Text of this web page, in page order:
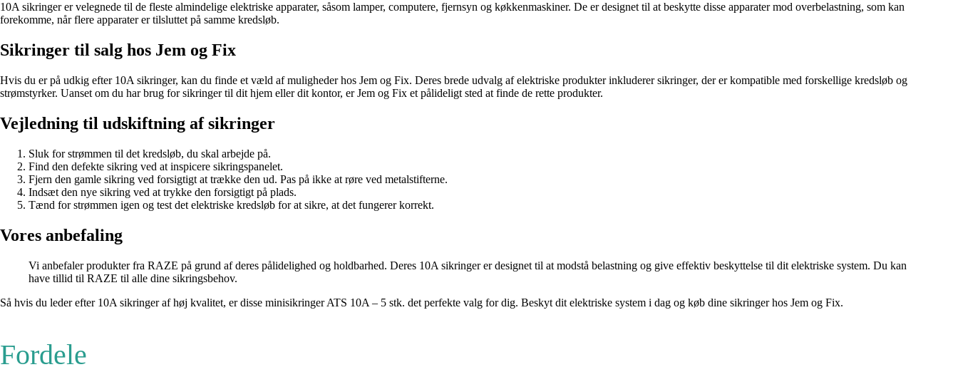
10A sikringer er velegnede til de fleste almindelige elektriske apparater, såsom lamper, computere, fjernsyn og køkkenmaskiner. De er designet til at beskytte disse apparater mod overbelastning, som kan
forekomme, når flere apparater er tilsluttet på samme kredsløb.
Sikringer til salg hos Jem og Fix
Hvis du er på udkig efter 10A sikringer, kan du finde et væld af muligheder hos Jem og Fix. Deres brede udvalg af elektriske produkter inkluderer sikringer, der er kompatible med forskellige kredsløb og
strømstyrker. Uanset om du har brug for sikringer til dit hjem eller dit kontor, er Jem og Fix et pålideligt sted at finde de rette produkter.
Vejledning til udskiftning af sikringer
Sluk for strømmen til det kredsløb, du skal arbejde på.
Find den defekte sikring ved at inspicere sikringspanelet.
Fjern den gamle sikring ved forsigtigt at trække den ud. Pas på ikke at røre ved metalstifterne.
Indsæt den nye sikring ved at trykke den forsigtigt på plads.
Tænd for strømmen igen og test det elektriske kredsløb for at sikre, at det fungerer korrekt.
Vores anbefaling
Vi anbefaler produkter fra RAZE på grund af deres pålidelighed og holdbarhed. Deres 10A sikringer er designet til at modstå belastning og give effektiv beskyttelse til dit elektriske system. Du kan
have tillid til RAZE til alle dine sikringsbehov.
Så hvis du leder efter 10A sikringer af høj kvalitet, er disse minisikringer ATS 10A – 5 stk. det perfekte valg for dig. Beskyt dit elektriske system i dag og køb dine sikringer hos Jem og Fix.
Fordele